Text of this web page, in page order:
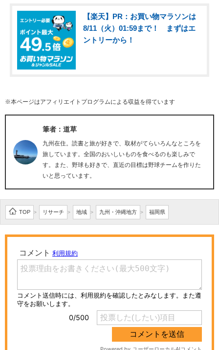
【楽天】PR：お買い物マラソンは
8/11（火）01:59まで！ まずはエ
ントリーから！
※本ページはアフィリエイトプログラムによる収益を得ています
筆者：道草
九州在住。読書と旅が好きで、取材がてらいろんなところを
旅しています。全国のおいしいものを食べるのも楽しみで
す。また、野球も好きで、直近の目標は野球チームを作りた
いと思っています。
TOP > リサーチ > 地域 > 九州・沖縄地方 > 福岡県